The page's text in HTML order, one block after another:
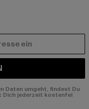
Daten umgeht, findest Du
Dich jederzeit kostenfei